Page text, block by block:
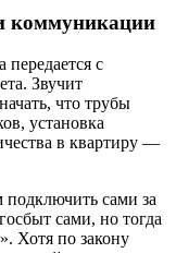
коммуникации
передается с
Звучит
что трубы
установка
в квартиру —
сами за
сами, но тогда
Хотя по закону